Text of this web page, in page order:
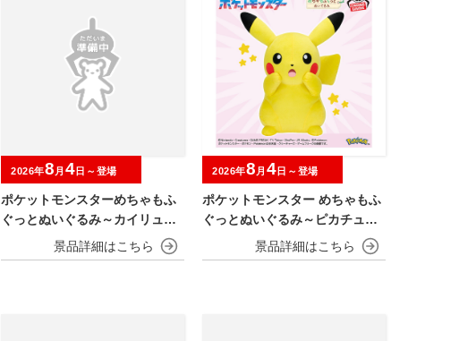
ポケットモンスターめちゃもふ
ぐっとぬいぐるみ～カイリュー
2026年8 月 4 日～登場
ポケットモンスター めちゃもふ
ぐっとぬいぐるみ～ピカチュウ
～びっくりver.
2026年8 月 4 日～登場